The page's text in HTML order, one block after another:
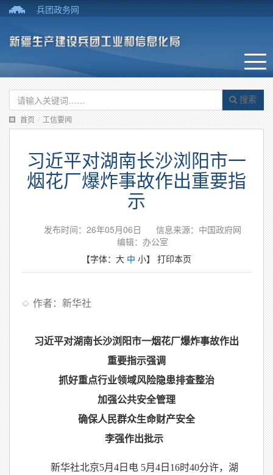
兵团政务网
搜索
首页 / 工信要闻
习近平对湖南长沙浏阳市一
烟花厂爆炸事故作出重要指
示
发布时间：26年05月06日
信息来源：中国政府网
编辑：办公室
【字体： 大 中 小】 打印本页
作者：新华社
习近平对湖南长沙浏阳市一烟花厂爆炸事故作出
重要指示强调
抓好重点行业领域风险隐患排查整治
加强公共安全管理
确保人民群众生命财产安全
李强作出批示
新华社北京5月4日电 5月4日16时40分许，湖